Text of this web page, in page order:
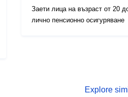
Заети лица на възраст от 20
лично пенсионно осигуряване
Explore